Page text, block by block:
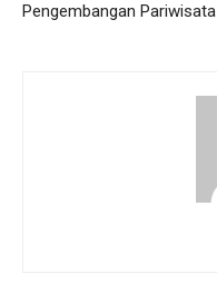
Pengembangan Pariwisata